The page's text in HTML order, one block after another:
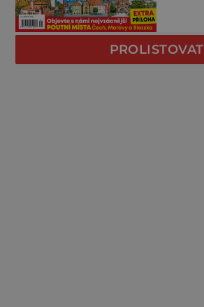
PROLISTOVAT